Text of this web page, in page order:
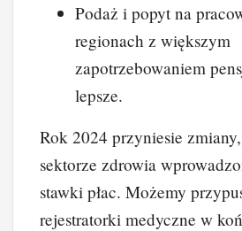
Podaż i popyt na
regionach z większym
zapotrzebowaniem
lepsze.
Rok 2024 przyniesie
sektorze zdrowia
stawki płac. Możemy
rejestratorki medyczne w